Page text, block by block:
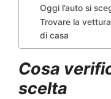
Oggi l’auto si
Trovare la
di casa
Cosa
scelta